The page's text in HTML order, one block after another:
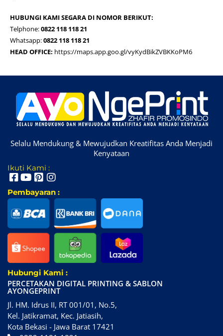
HUBUNGI KAMI SEGARA DI NOMOR BERIKUT:
Telphone:0822 118 118 21
Whatsapp:0822 118 118 21
HEAD OFFICE: https://maps.app.goo.gl/vyKydBikZVBKKoPM6
Selalu Mendukung & Mewujudkan Kreatifitas Anda Menjadi
Kenyataan
Ikuti Kami :
Pembayaran :
Hubungi Kami :
PERCETAKAN DIGITAL PRINTING & SABLON
AYONGEPRINT
Jl. HM. Idrus II, RT 001/01, No.5,
Kel. Jatikramat, Kec. Jatiasih,
Kota Bekasi - Jawa Barat 17421